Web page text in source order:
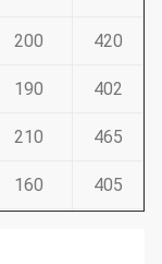
200 420
190 402
210 465
160 405